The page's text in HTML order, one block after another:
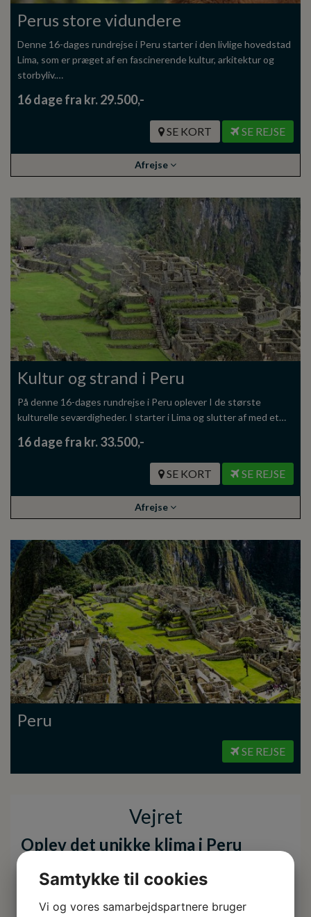
Perus store vidundere
Denne 16-dages rundrejse i Peru starter i den livlige hovedstad
Lima, som er præget af en fascinerende kultur, arkitektur og
storbyliv.…
16 dage fra kr. 29.500,-
SE KORT SE REJSE
Afrejse
Kultur og strand i Peru
På denne 16-dages rundrejse i Peru oplever I de største
kulturelle seværdigheder. I starter i Lima og slutter af med et…
16 dage fra kr. 33.500,-
SE KORT SE REJSE
Afrejse
Peru
SE REJSE
Vejret
Oplev det unikke klima i Peru
Ved Stillehavskysten er her både ørken og frugtbare dale
samt smukke strande i nord. I Lima og ved kysten
generelt, er der varmest i månederne december til april.
Samtykke til cookies
Vi og vores samarbejdspartnere bruger